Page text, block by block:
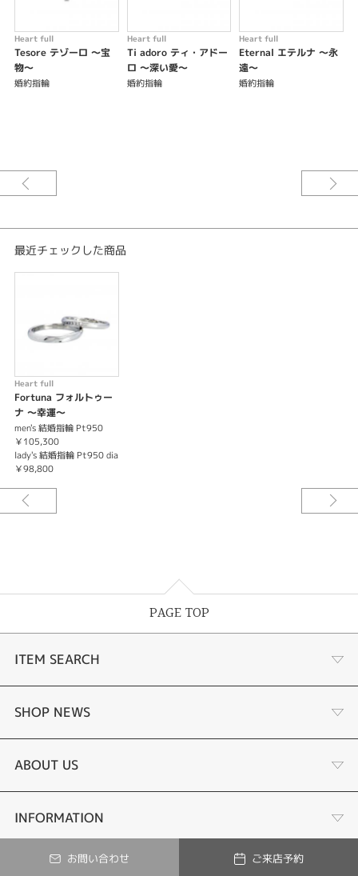
Heart full
Tesore テゾーロ ～宝
物～
婚約指輪
Heart full
Ti adoro ティ・アドー
ロ ～深い愛～
婚約指輪
Heart full
Eternal エテルナ ～永
遠～
婚約指輪
最近チェックした商品
Heart full
Fortuna フォルトゥー
ナ ～幸運～
men's 結婚指輪 Pt950
￥105,300
lady's 結婚指輪 Pt950 dia
￥98,800
お問い合わせ ご来店予約
PAGE TOP
ITEM SEARCH
婚約指輪
結婚指輪
あこや真珠ネックレス
黒蝶真珠ネックレス
SHOP NEWS
ジュエリーリフォーム
オーダーメイド
ABOUT US
店舗情報
会社概要
INFORMATION
© Tesoro-K All Rights Reserved.